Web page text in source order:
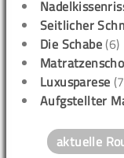
Seitlicher
Die Schabe (6)
Luxusparese
Aufgstellter
aktuelle